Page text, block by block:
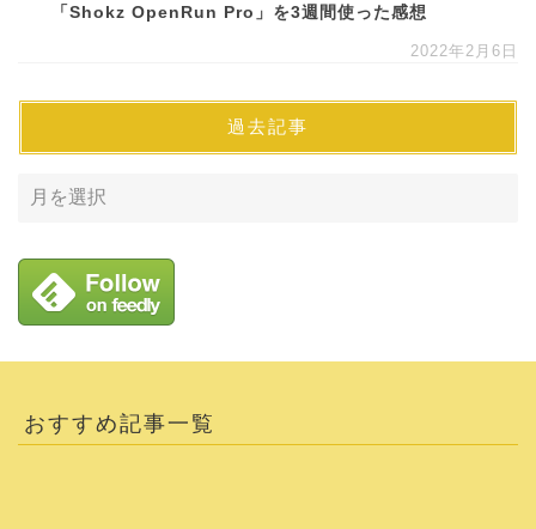
「Shokz OpenRun Pro」を3週間使った感想
2022年2月6日
過去記事
おすすめ記事一覧